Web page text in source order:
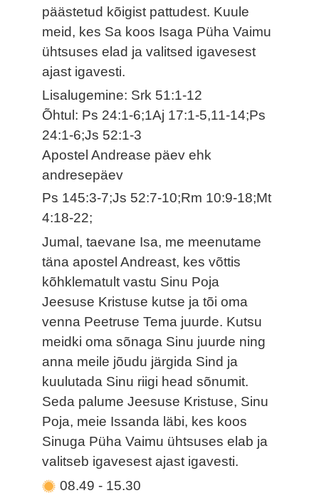
päästetud kõigist pattudest. Kuule
meid, kes Sa koos Isaga Püha Vaimu
ühtsuses elad ja valitsed igavesest
ajast igavesti.
Lisalugemine: Srk 51:1-12
Õhtul: Ps 24:1-6;1Aj 17:1-5,11-14;Ps
24:1-6;Js 52:1-3
Apostel Andrease päev ehk
andresepäev
Ps 145:3-7;Js 52:7-10;Rm 10:9-18;Mt
4:18-22;
Jumal, taevane Isa, me meenutame
täna apostel Andreast, kes võttis
kõhklematult vastu Sinu Poja
Jeesuse Kristuse kutse ja tõi oma
venna Peetruse Tema juurde. Kutsu
meidki oma sõnaga Sinu juurde ning
anna meile jõudu järgida Sind ja
kuulutada Sinu riigi head sõnumit.
Seda palume Jeesuse Kristuse, Sinu
Poja, meie Issanda läbi, kes koos
Sinuga Püha Vaimu ühtsuses elab ja
valitseb igavesest ajast igavesti.
08.49- 15.30